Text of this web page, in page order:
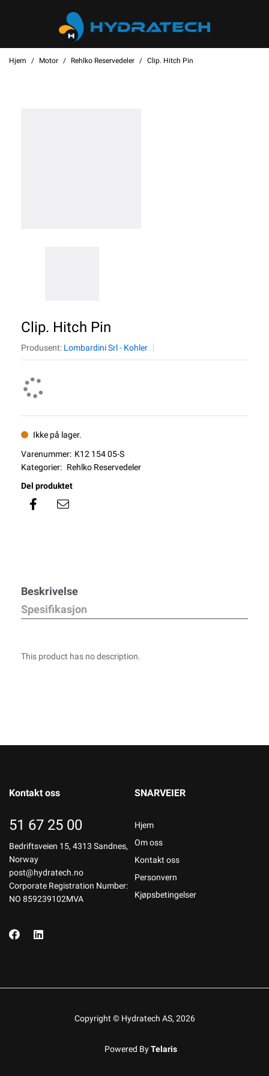
Hjem Motor Rehlko Reservedeler Clip. Hitch Pin
Clip. Hitch Pin
Produsent: Lombardini Srl - Kohler
Ikke på lager.
Varenummer: K12 154 05-S
Kategorier: Rehlko Reservedeler
Del produktet
Beskrivelse
Spesifikasjon
This product has no description.
Kontakt oss
51 67 25 00
Bedriftsveien 15, 4313 Sandnes,
Norway
post@hydratech.no
Corporate Registration Number:
NO 859239102MVA
SNARVEIER
Hjem
Om oss
Kontakt oss
Personvern
Kjøpsbetingelser
Copyright © Hydratech AS, 2026
Powered ByTelaris